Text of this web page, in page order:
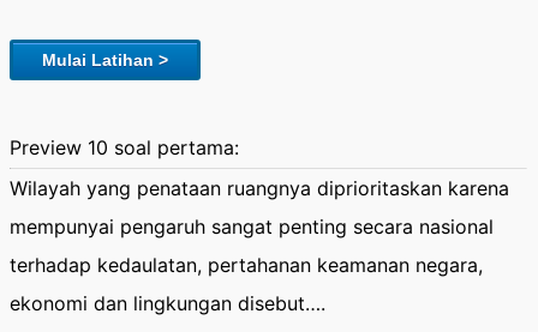
Mulai Latihan >
Preview 10 soal pertama:
Wilayah yang penataan ruangnya diprioritaskan karena
mempunyai pengaruh sangat penting secara nasional
terhadap kedaulatan, pertahanan keamanan negara,
ekonomi dan lingkungan disebut….